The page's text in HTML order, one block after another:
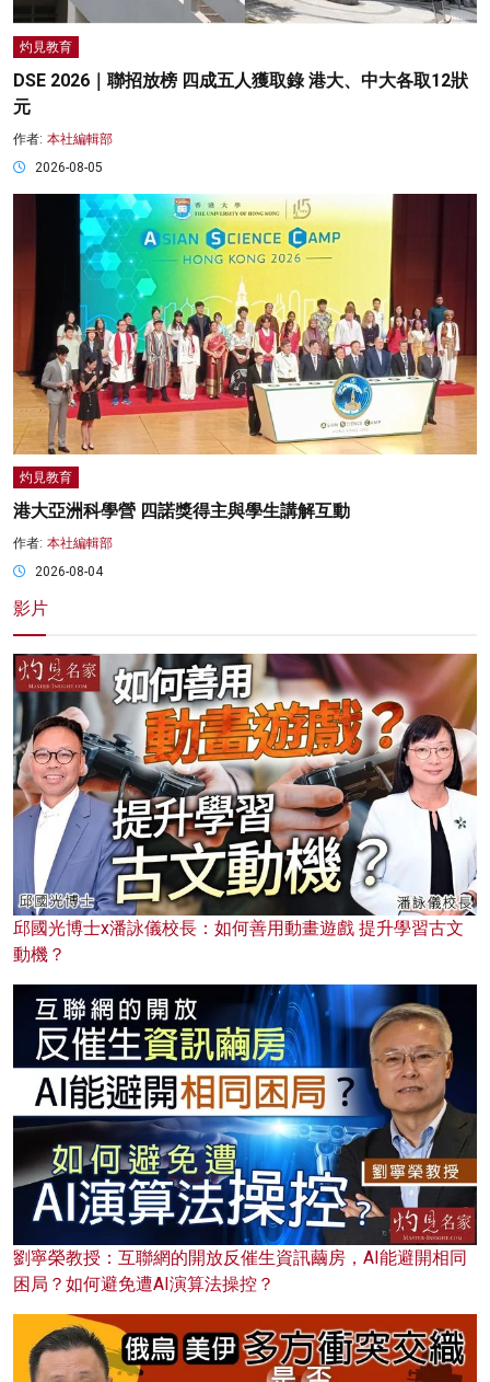
灼見教育
DSE 2026｜聯招放榜 四成五人獲取錄 港大、中大各取12狀
元
作者: 本社編輯部
2026-08-05
灼見教育
港大亞洲科學營 四諾獎得主與學生講解互動
作者: 本社編輯部
2026-08-04
影片
邱國光博士x潘詠儀校長：如何善用動畫遊戲 提升學習古文
動機？
劉寧榮教授：互聯網的開放反催生資訊繭房，AI能避開相同
困局？如何避免遭AI演算法操控？